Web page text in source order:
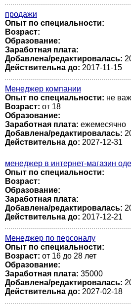
продажи
Опыт по специальности:
Возраст:
Образование:
Заработная плата:
Добавлена/редактировалась:
Действительна до: 2017-11-15
Менеджер компании
Опыт по специальности: не
Возраст: от 18
Образование:
Заработная плата: ежемесячно
Добавлена/редактировалась:
Действительна до: 2027-12-31
менеджер в интернет-магазин
Опыт по специальности:
Возраст:
Образование:
Заработная плата:
Добавлена/редактировалась:
Действительна до: 2017-12-21
Менеджер по персоналу
Опыт по специальности:
Возраст: от 16 до 28 лет
Образование:
Заработная плата: 35000
Добавлена/редактировалась:
Действительна до: 2027-02-18